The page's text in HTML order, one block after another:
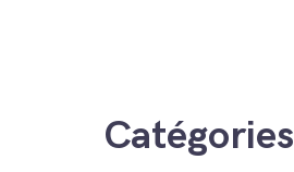
Catégories